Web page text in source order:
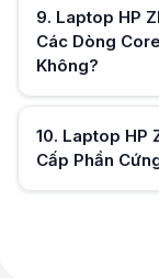
Hữu ích (0)
9. Laptop HP
Các Dòng
Không?
10. Laptop HP
Cấp Phần